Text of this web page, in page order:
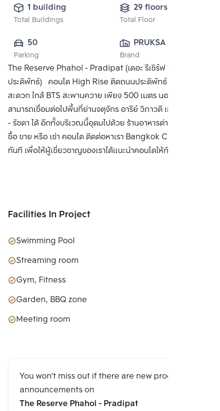
1 building
Total Buildings
29 floors
Total Floor
50
Parking
PRUKSA REAL
ESTATE PUBLIC
CO.,LTD
Brand
The Reserve Phahol - Pradipat (เดอะ รีเซิร์ฟ พหล -
ประดิพัทธ์) คอนโด High Rise ติดถนนประดิพัทธ์ เดินทาง
สะดวก ใกล้ BTS สะพานควาย เพียง 500 เมตร นอกจากนี้ยัง
สามารถเชื่อมต่อไปพื้นที่ย่านจตุจักร อารีย์ วิภาวดี และลาดพร้าว
- รัชดา ได้ อีกทั้งบริเวณนี้อุดมไปด้วย ร้านอาหารต่างๆ มากมาย
ซื้อ ขาย หรือ เช่า คอนโด ติดต่อหาเรา Bangkok CitiSmart ได้
ทันที เพื่อให้ผู้เชี่ยวชาญของเราได้แนะนำคอนโดให้กับท่าน
Facilities In Project
Swimming Pool
Streaming room
Gym, Fitness
Garden, BBQ zone
Meeting room
You won't miss out if there are new program
announcements on
The Reserve Phahol - Pradipat